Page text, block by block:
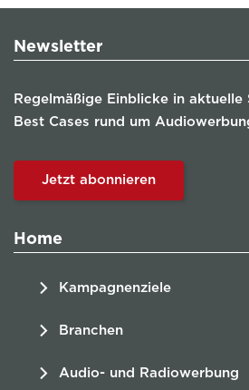
Newsletter
Regelmäßige Einblicke in aktuelle
Best Cases rund um
Jetzt abonnieren
Home
Kampagnenziele
Branchen
Audio- und Radiowerbung